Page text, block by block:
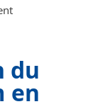
du
en